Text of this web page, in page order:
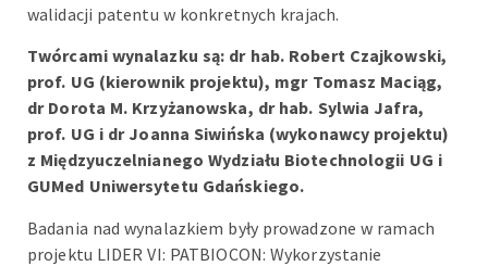
walidacji patentu w konkretnych krajach.
Twórcami wynalazku są: dr hab. Robert Czajkowski,
prof. UG (kierownik projektu), mgr Tomasz Maciąg,
dr Dorota M. Krzyżanowska, dr hab. Sylwia Jafra,
prof. UG i dr Joanna Siwińska (wykonawcy projektu)
z Międzyuczelnianego Wydziału Biotechnologii UG i
GUMed Uniwersytetu Gdańskiego.
Badania nad wynalazkiem były prowadzone w ramach
projektu LIDER VI: PATBIOCON: Wykorzystanie